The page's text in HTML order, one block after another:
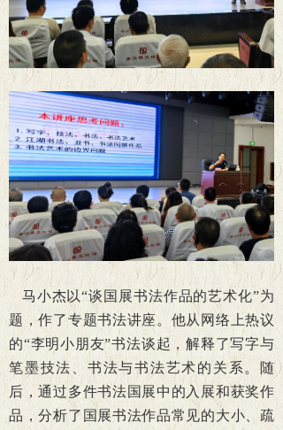
马小杰以“谈国展书法作品的艺术化”为
题，作了专题书法讲座。他从网络上热议
的“李明小朋友”书法谈起，解释了写字与
笔墨技法、书法与书法艺术的关系。随
后，通过多件书法国展中的入展和获奖作
品，分析了国展书法作品常见的大小、疏